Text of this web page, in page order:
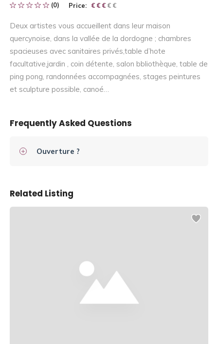
(0) Price: € € € € €
€ € €
Deux artistes vous accueillent dans leur maison
quercynoise, dans la vallée de la dordogne ; chambres
spacieuses avec sanitaires privés,table d’hote
facultative,jardin , coin détente, salon bbliothèque, table de
ping pong, randonnées accompagnées, stages peintures
et sculpture possible, canoé…
Frequently Asked Questions
Ouverture ?
Related Listing